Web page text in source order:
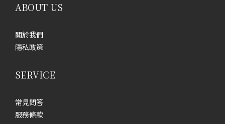
ABOUT US
關於我們
隱私政策
SERVICE
常見問答
服務條款